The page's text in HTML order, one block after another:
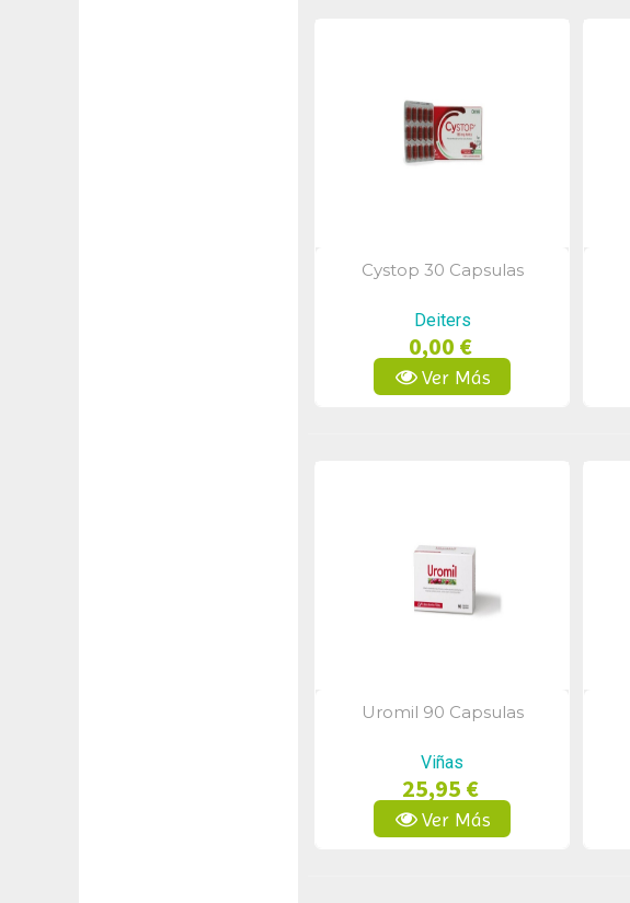
Vista Rápida
Cystop 30 Capsulas
Deiters
0,00 €
Ver Más
Vista Rápida
Uromil 90 Capsulas
Viñas
25,95 €
Ver Más